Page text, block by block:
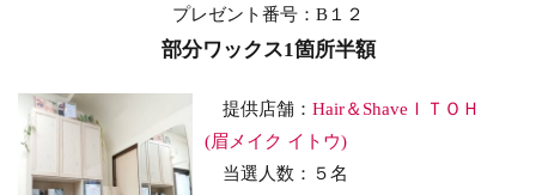
プレゼント番号：B１２
部分ワックス1箇所半額
提供店舗：Hair＆ShaveＩＴＯＨ
(眉メイク イトウ)
当選人数：５名